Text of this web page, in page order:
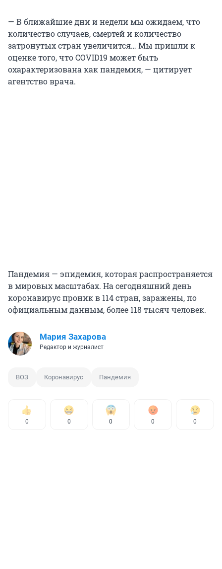
— В ближайшие дни и недели мы ожидаем, что
количество случаев, смертей и количество
затронутых стран увеличится… Мы пришли к
оценке того, что COVID19 может быть
охарактеризована как пандемия, — цитирует
агентство врача.
Пандемия — эпидемия, которая распространяется
в мировых масштабах. На сегодняшний день
коронавирус проник в 114 стран, заражены, по
официальным данным, более 118 тысяч человек.
Мария Захарова
Редактор и журналист
ВОЗ Коронавирус Пандемия
0 0 0 0 0